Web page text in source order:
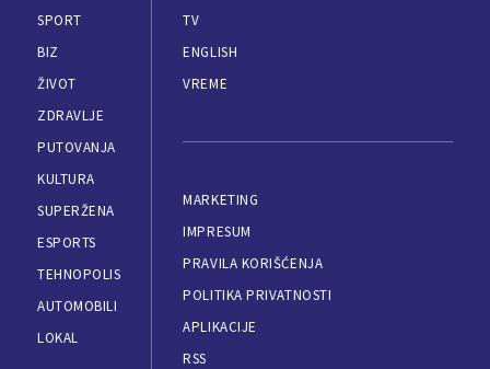
SPORT
BIZ
ŽIVOT
ZDRAVLJE
PUTOVANJA
KULTURA
SUPERŽENA
ESPORTS
TEHNOPOLIS
AUTOMOBILI
LOKAL
TV
ENGLISH
VREME
MARKETING
IMPRESUM
PRAVILA KORIŠĆENJA
POLITIKA PRIVATNOSTI
APLIKACIJE
RSS